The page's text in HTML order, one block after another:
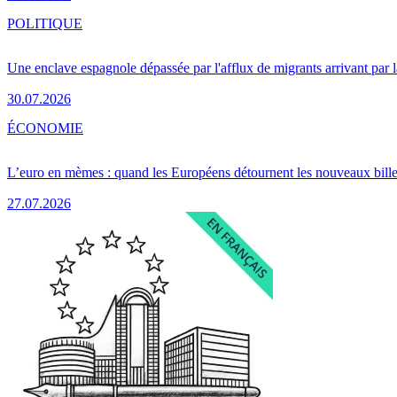
Une enclave espagnole dépassée par l'afflux de migrants arrivant par
30.07.2026
POLITIQUE
L’euro en mèmes : quand les Européens détournent les nouveaux
27.07.2026
ÉCONOMIE